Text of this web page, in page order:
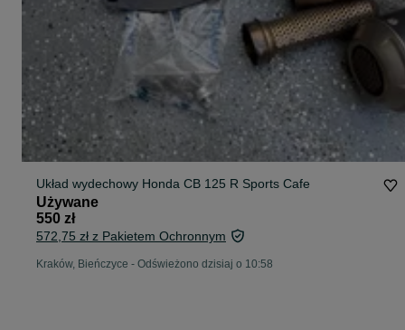
Układ wydechowy Honda CB 125 R Sports Cafe
Używane
550 zł
572,75 zł z Pakietem Ochronnym
Kraków, Bieńczyce - Odświeżono dzisiaj o 10:58